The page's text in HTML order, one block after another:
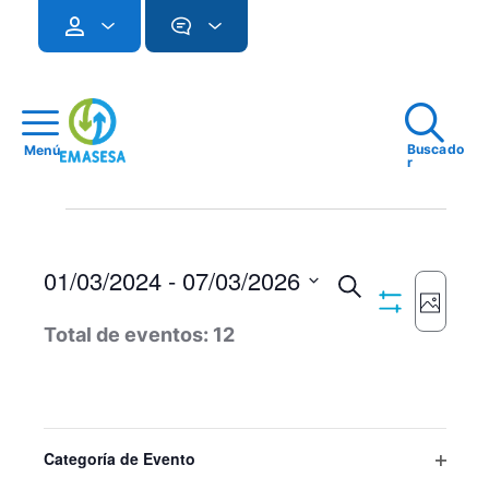
Menú
Buscado
r
vistas
Buscar
Ocultar
Filtros
Imagen
cualquiera
Categoría de Evento
01/03/2024 - 07/03/2026
fecha.
Total de eventos: 12
List